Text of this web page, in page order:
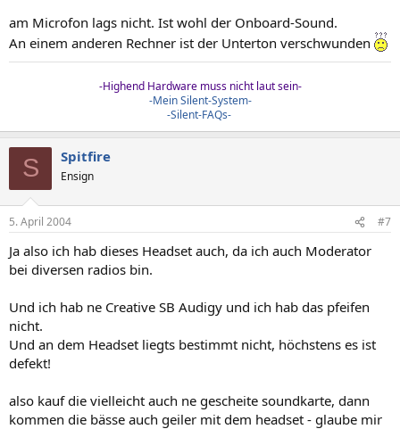
am Microfon lags nicht. Ist wohl der Onboard-Sound.
An einem anderen Rechner ist der Unterton verschwunden
-Highend Hardware muss nicht laut sein-
-Mein Silent-System-
-Silent-FAQs-
S Spitfire
Ensign
5. April 2004 #7
Ja also ich hab dieses Headset auch, da ich auch Moderator
bei diversen radios bin.
Und ich hab ne Creative SB Audigy und ich hab das pfeifen
nicht.
Und an dem Headset liegts bestimmt nicht, höchstens es ist
defekt!
also kauf die vielleicht auch ne gescheite soundkarte, dann
kommen die bässe auch geiler mit dem headset - glaube mir